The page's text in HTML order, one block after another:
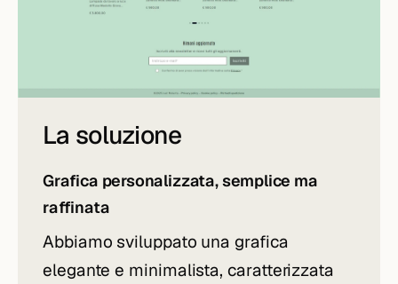
La soluzione
Grafica personalizzata, semplice ma
raffinata
Abbiamo sviluppato una grafica
elegante e minimalista, caratterizzata